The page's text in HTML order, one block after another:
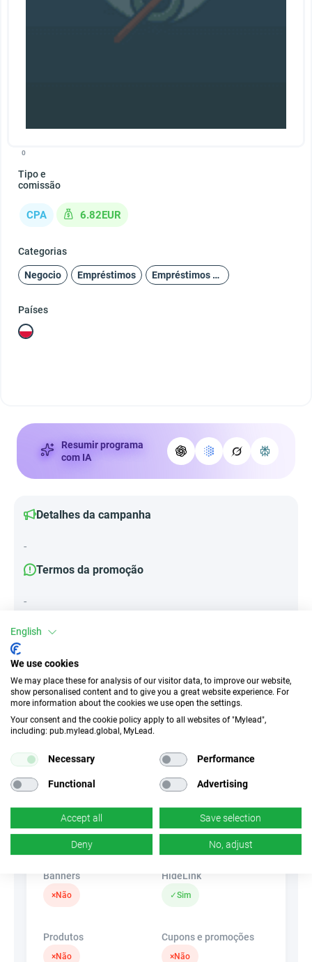
0
Tipo e
comissão
CPA 6.82EUR
Categorias
Negocio Empréstimos Empréstimos de curto prazo
Países
Resumir programa
com IA
Detalhes da campanha
-
Termos da promoção
-
Atributos
Dispositivos
Dispositivos móveis
Escritório Tablet
Tráfego motivado não
n/d
n/d
×Não
Banners
×Não
HideLink
✓Sim
Produtos
×Não
Cupons e promoções
×Não
English
We use cookies
We may place these for analysis of our visitor data, to improve our website,
show personalised content and to give you a great website experience. For
more information about the cookies we use open the settings.
Your consent and the cookie policy apply to all websites of "Mylead",
including: pub.mylead.global, MyLead.
Necessary Performance
Functional Advertising
Accept all Save selection
Deny No, adjust